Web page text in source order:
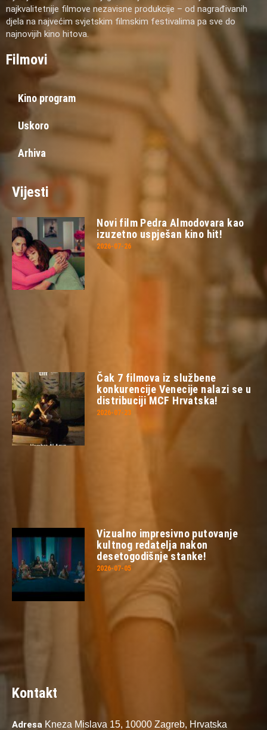
najkvalitetnije filmove nezavisne produkcije – od nagrađivanih
djela na najvećim svjetskim filmskim festivalima pa sve do
najnovijih kino hitova.
Filmovi
Kino program
Uskoro
Arhiva
Vijesti
Novi film Pedra Almodovara kao
izuzetno uspješan kino hit!
2026-07-26
Čak 7 filmova iz službene
konkurencije Venecije nalazi se u
distribuciji MCF Hrvatska!
2026-07-23
Vizualno impresivno putovanje
kultnog redatelja nakon
desetogodišnje stanke!
2026-07-05
Kontakt
Adresa Kneza Mislava 15, 10000 Zagreb, Hrvatska